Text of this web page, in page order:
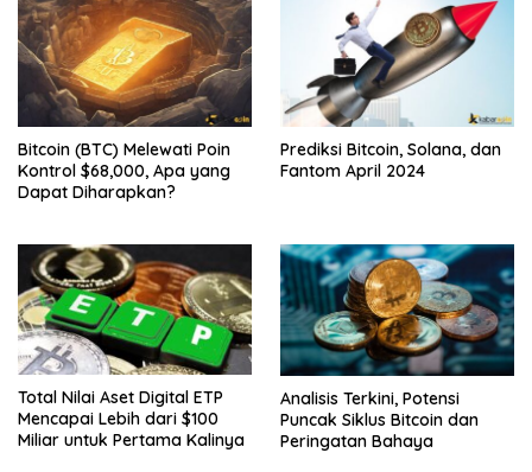
Bitcoin (BTC) Melewati Poin
Kontrol $68,000, Apa yang
Dapat Diharapkan?
Prediksi Bitcoin, Solana, dan
Fantom April 2024
Total Nilai Aset Digital ETP
Mencapai Lebih dari $100
Miliar untuk Pertama Kalinya
Analisis Terkini, Potensi
Puncak Siklus Bitcoin dan
Peringatan Bahaya